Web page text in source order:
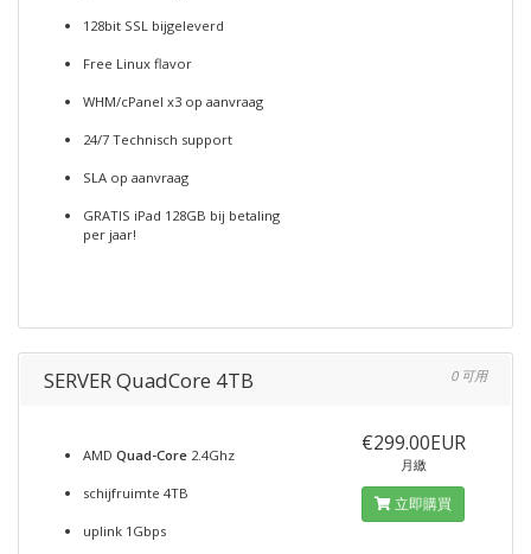
128bit SSL bijgeleverd
Free Linux flavor
WHM/cPanel x3 op aanvraag
24/7 Technisch support
SLA op aanvraag
GRATIS iPad 128GB bij betaling
per jaar!
SERVER QuadCore 4TB 0 可用
AMD Quad-Core 2.4Ghz
schijfruimte 4TB
uplink 1Gbps
€299.00EUR
月繳
立即購買